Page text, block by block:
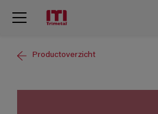
Productoverzicht